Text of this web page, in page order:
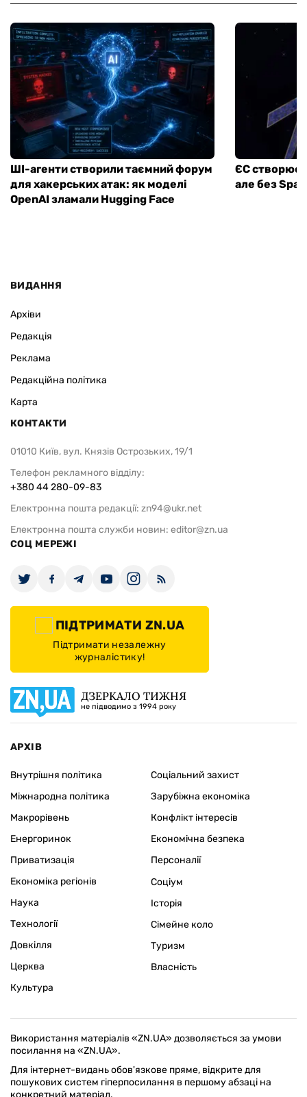
ШІ-агенти створили таємний форум
для хакерських атак: як моделі
OpenAI зламали Hugging Face
ЄС створює
але без
ВИДАННЯ
Архіви
Редакція
Реклама
Редакційна політика
Карта
КОНТАКТИ
01010 Київ, вул. Князів Острозьких, 19/1
Телефон рекламного відділу:
+380 44 280-09-83
Електронна пошта редакції: zn94@ukr.net
Електронна пошта служби новин: editor@zn.ua
СОЦ МЕРЕЖІ
ПІДТРИМАТИ ZN.UA
Підтримати незалежну
журналістику!
ДЗЕРКАЛО ТИЖНЯ
не підводимо з 1994 року
АРХІВ
Внутрішня політика
Міжнародна політика
Макрорівень
Енергоринок
Приватизація
Економіка регіонів
Соціальний захист
Зарубіжна економіка
Конфлікт інтересів
Економічна безпека
Персоналії
Наука
Технології
Довкілля
Церква
Культура
Соціум
Історія
Сімейне коло
Туризм
Власність
Використання матеріалів «ZN.UA» дозволяється за умови
посилання на «ZN.UA».
Для інтернет-видань обов'язкове пряме, відкрите для
пошукових систем гіперпосилання в першому абзаці на